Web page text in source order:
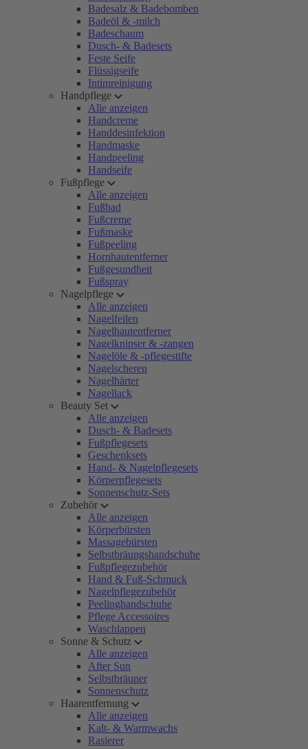
Badesalz & Badebomben
Badeöl & -milch
Badeschaum
Dusch- & Badesets
Feste Seife
Flüssigseife
Intimreinigung
Handpflege
Alle anzeigen
Handcreme
Handdesinfektion
Handmaske
Handpeeling
Handseife
Fußpflege
Alle anzeigen
Fußbad
Fußcreme
Fußmaske
Fußpeeling
Hornhautentferner
Fußgesundheit
Fußspray
Nagelpflege
Alle anzeigen
Nagelfeilen
Nagelhautentferner
Nagelknipser & -zangen
Nagelöle & -pflegestifte
Nagelscheren
Nagelhärter
Nagellack
Beauty Set
Alle anzeigen
Dusch- & Badesets
Fußpflegesets
Geschenksets
Hand- & Nagelpflegesets
Körperpflegesets
Sonnenschutz-Sets
Zubehör
Alle anzeigen
Körperbürsten
Massagebürsten
Selbstbräungshandschuhe
Fußpflegezubehör
Hand & Fuß-Schmuck
Nagelpflegezubehör
Peelinghandschuhe
Pflege Accessoires
Waschlappen
Sonne & Schutz
Alle anzeigen
After Sun
Selbstbräuner
Sonnenschutz
Haarentfernung
Alle anzeigen
Kalt- & Warmwachs
Rasierer